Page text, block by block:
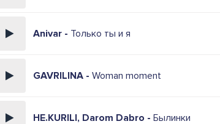
Anivar - Только ты и я
GAVRILINA - Woman moment
НЕ.KURILI, Darom Dabro - Былинки